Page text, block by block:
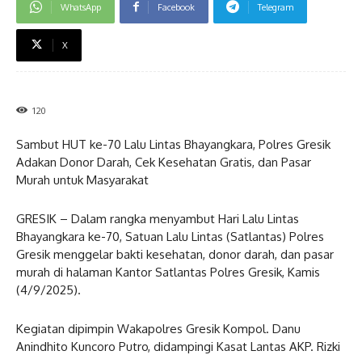
WhatsApp Facebook Telegram
X
120
Sambut HUT ke-70 Lalu Lintas Bhayangkara, Polres Gresik
Adakan Donor Darah, Cek Kesehatan Gratis, dan Pasar
Murah untuk Masyarakat
GRESIK – Dalam rangka menyambut Hari Lalu Lintas
Bhayangkara ke-70, Satuan Lalu Lintas (Satlantas) Polres
Gresik menggelar bakti kesehatan, donor darah, dan pasar
murah di halaman Kantor Satlantas Polres Gresik, Kamis
(4/9/2025).
Kegiatan dipimpin Wakapolres Gresik Kompol. Danu
Anindhito Kuncoro Putro, didampingi Kasat Lantas AKP. Rizki